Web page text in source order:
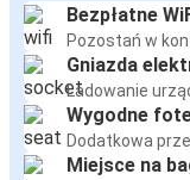
Bezpłatne
Pozostań w
Gniazda
Ładowanie
Wygodne
Dodatkowa
Miejsce na